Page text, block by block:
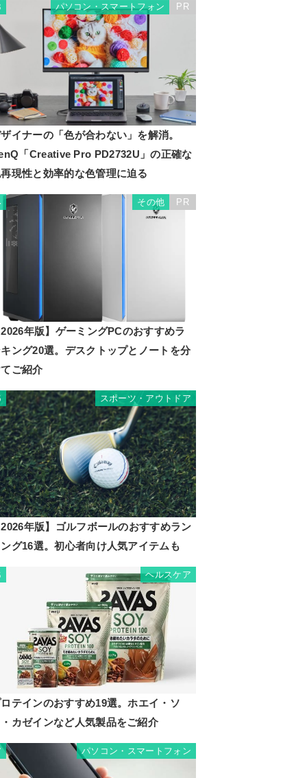
パソコン・スマートフォン PR
イナーの「色が合わない」を解消。
「Creative Pro PD2732U」の正確な
現性と効率的な色管理に迫る
その他 PR
年版】ゲーミングPCのおすすめラ
ング20選。デスクトップとノートを分
ご紹介
スポーツ・アウトドア
年版】ゴルフボールのおすすめラン
グ16選。初心者向け人気アイテムも
ヘルスケア
テインのおすすめ19選。ホエイ・ソ
カゼインなど人気製品をご紹介
パソコン・スマートフォン